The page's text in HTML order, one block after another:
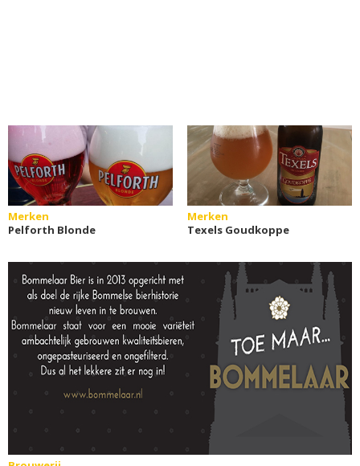
Merken
Pelforth Blonde
Merken
Texels Goudkoppe